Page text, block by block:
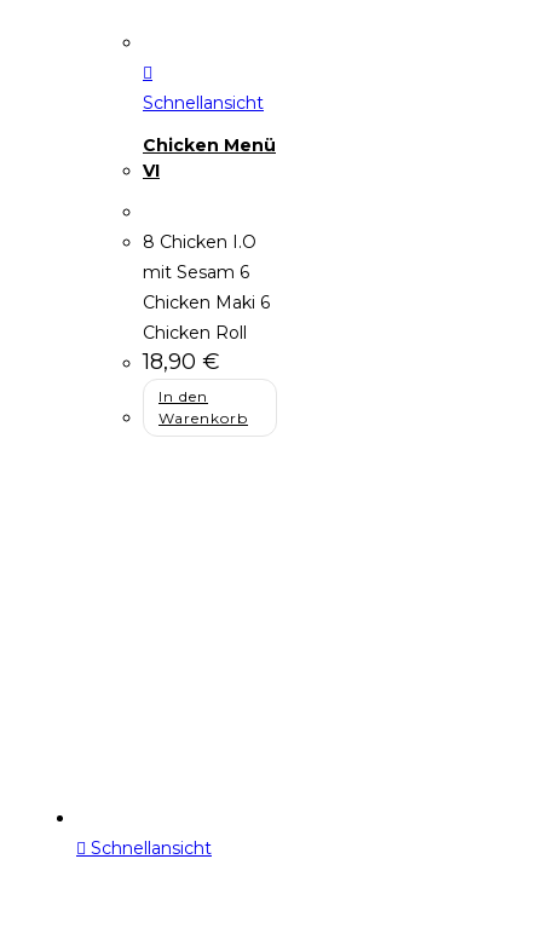
Schnellansicht
Chicken Menü
VI
8 Chicken I.O
mit Sesam 6
Chicken Maki 6
Chicken Roll
18,90 €
In den
Warenkorb
Schnellansicht